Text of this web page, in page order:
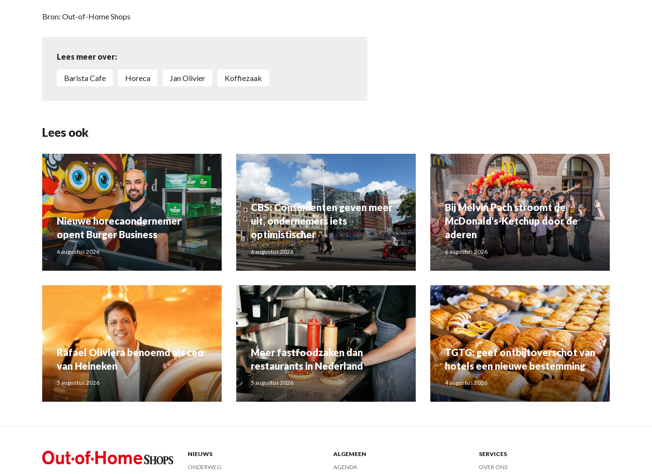
Bron: Out-of-Home Shops
Lees meer over:
Barista Cafe Horeca Jan Olivier Koffiezaak
Lees ook
Nieuwe horecaondernemer
opent Burger Business
6 augustus 2026
CBS: Consumenten geven meer
uit, ondernemers iets
optimistischer
6 augustus 2026
Bij Melvin Pach stroomt de
McDonald’s-Ketchup door de
aderen
6 augustus 2026
Rafael Oliviera benoemd als ceo
van Heineken
5 augustus 2026
Meer fastfoodzaken dan
restaurants in Nederland
5 augustus 2026
TGTG: geef ontbijtoverschot van
hotels een nieuwe bestemming
4 augustus 2026
NIEUWS
ONDERWEG
ALGEMEEN
AGENDA
SERVICES
OVER ONS